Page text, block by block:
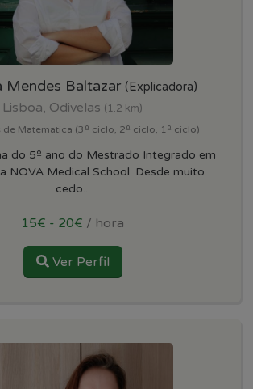
Mendes Baltazar (Explicadora)
Lisboa, Odivelas (1.2 km)
de Matematica (3º ciclo, 2º ciclo, 1º ciclo)
do 5º ano do Mestrado Integrado em
NOVA Medical School. Desde muito
cedo...
15€ - 20€ / hora
Ver Perfil